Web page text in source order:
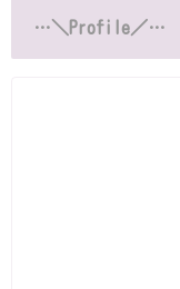
…＼Profile／…